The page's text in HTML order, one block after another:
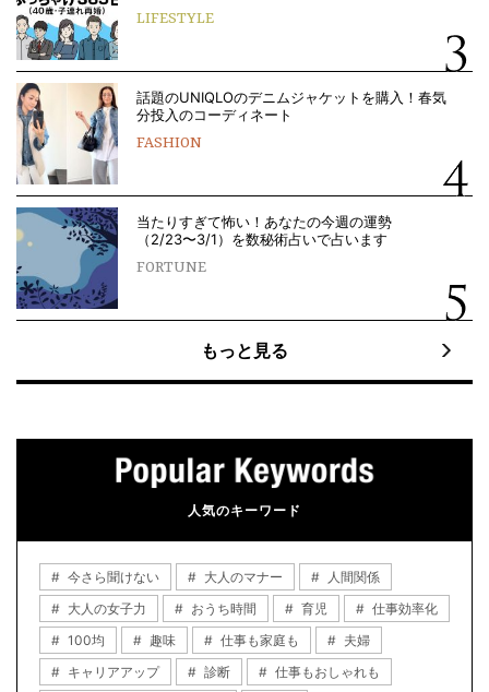
LIFESTYLE
話題のUNIQLOのデニムジャケットを購入！春気
分投入のコーディネート
FASHION
当たりすぎて怖い！あなたの今週の運勢
（2/23〜3/1）を数秘術占いで占います
FORTUNE
もっと見る
人気のキーワード
今さら聞けない 大人のマナー
人間関係
大人の女子力
おうち時間 育児
仕事効率化
100均
趣味 仕事も家庭も
夫婦
キャリアアップ
診断
仕事もおしゃれも